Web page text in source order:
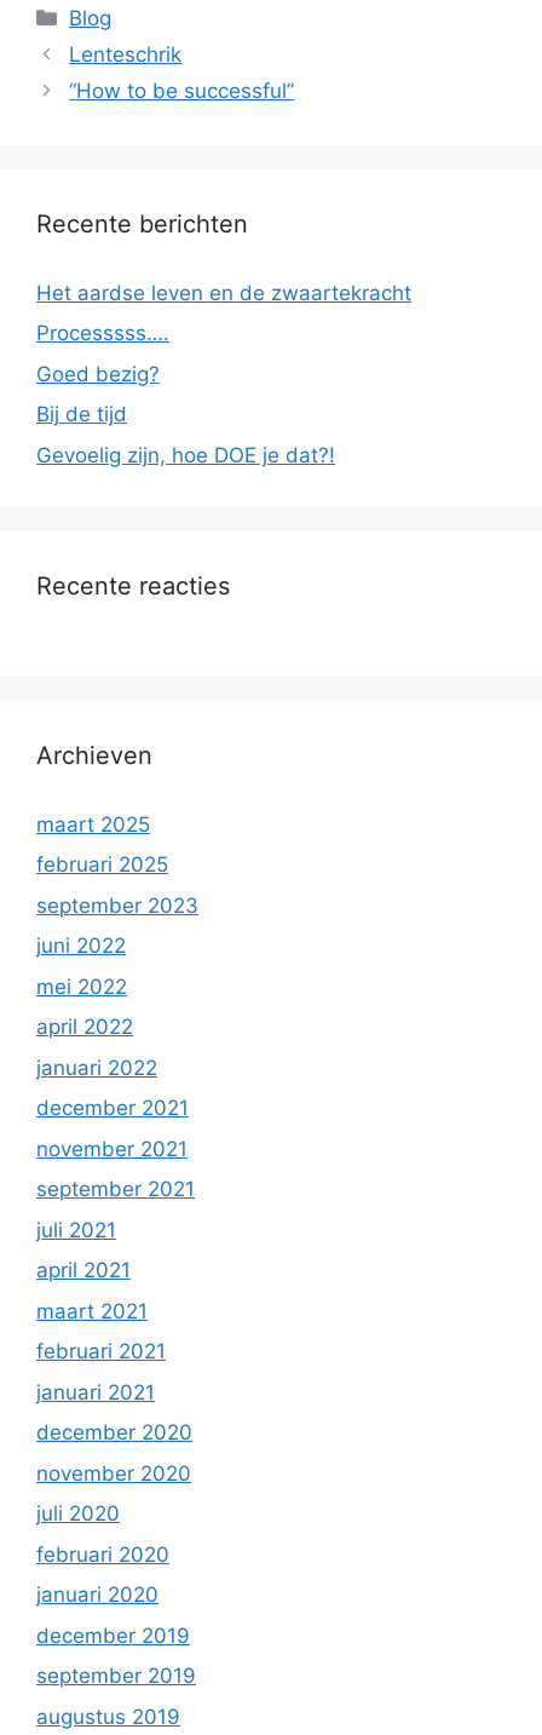
Categorieën
Blog
Lenteschrik
“How to be successful”
Recente berichten
Het aardse leven en de zwaartekracht
Processsss….
Goed bezig?
Bij de tijd
Gevoelig zijn, hoe DOE je dat?!
Recente reacties
Archieven
maart 2025
februari 2025
september 2023
juni 2022
mei 2022
april 2022
januari 2022
december 2021
november 2021
september 2021
juli 2021
april 2021
maart 2021
februari 2021
januari 2021
december 2020
november 2020
juli 2020
februari 2020
januari 2020
december 2019
september 2019
augustus 2019